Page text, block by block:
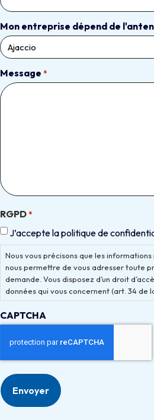
Mon entreprise dépend de
Message *
RGPD *
J’accepte la politique de
Nous vous précisons que les
nous permettre de vous adresser toute
demande. Vous disposez d’un droit
données qui vous concernent (art. 34 de
CAPTCHA